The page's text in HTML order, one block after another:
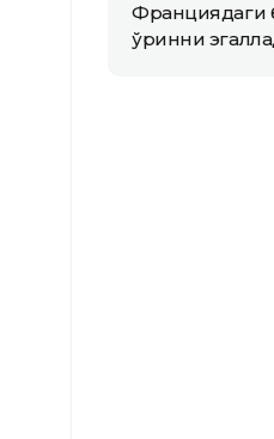
Франциядаги
ўринни